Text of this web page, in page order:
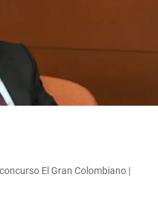
El Gran Colombiano |